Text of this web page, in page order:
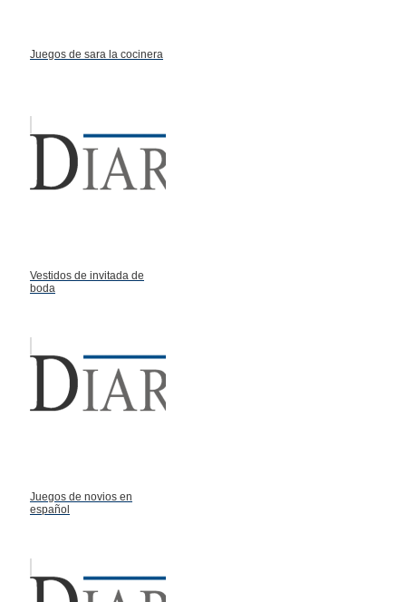
Juegos de sara la cocinera
Vestidos de invitada de
boda
Juegos de novios en
español